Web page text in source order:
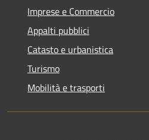
Imprese e Commercio
Appalti pubblici
Catasto e urbanistica
Turismo
Mobilità e trasporti